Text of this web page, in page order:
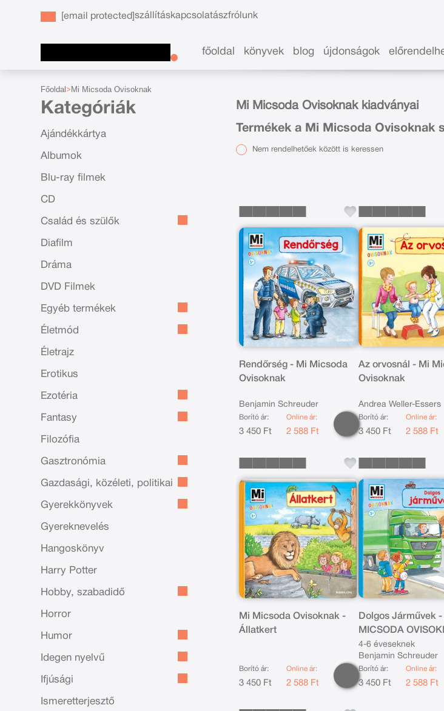
[email protected]szállításkapcsolatászfrólunk
főoldal könyvek blog újdonságok
Főoldal Mi Micsoda Ovisoknak
Kategóriák
Ajándékkártya
Albumok
Blu-ray filmek
CD
Család és szülők
Diafilm
Dráma
DVD Filmek
Egyéb termékek
Életmód
Életrajz
Erotikus
Ezotéria
Fantasy
Filozófia
Gasztronómia
Gazdasági, közéleti, politikai
Gyerekkönyvek
Gyereknevelés
Hangoskönyv
Harry Potter
Hobby, szabadidő
Horror
Humor
Idegen nyelvű
Ifjúsági
Ismeretterjesztő
Mi Micsoda Ovisoknak kiadványai
Termékek a Mi Micsoda Ovisoknak
Nem rendelhetőek között is keressen
Rendőrség - Mi Micsoda
Ovisoknak
Benjamin Schreuder
Borító ár:
3 450 Ft
Online ár:
2 588 Ft
Az orvosnál - Mi
Ovisoknak
Andrea Weller-Essers
Borító ár:
3 450 Ft
Online ár:
2 588 Ft
Mi Micsoda Ovisoknak -
Állatkert
Borító ár:
3 450 Ft
Online ár:
2 588 Ft
Dolgos Járművek -
MICSODA
4-6 éveseknek
Benjamin Schreuder
Borító ár:
3 450 Ft
Online ár:
2 588 Ft